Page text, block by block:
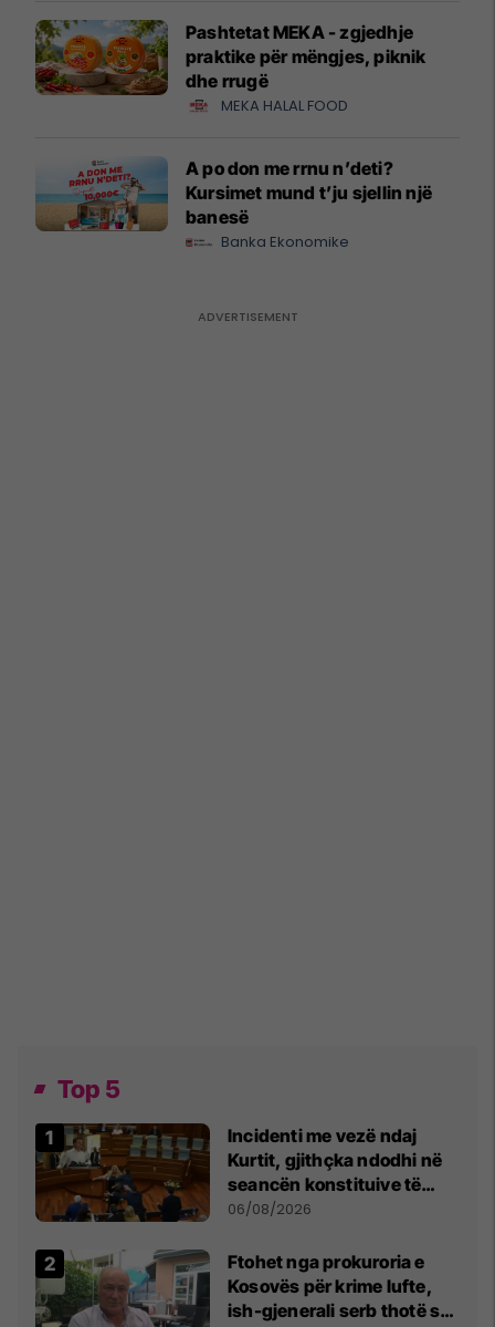
Pashtetat MEKA - zgjedhje
praktike për mëngjes, piknik
dhe rrugë
MEKA HALAL FOOD
A po don me rrnu n’deti?
Kursimet mund t’ju sjellin një
banesë
Banka Ekonomike
Top 5
Incidenti me vezë ndaj
Kurtit, gjithçka ndodhi në
seancën konstituive të
Kuvendit
06/08/2026
Ftohet nga prokuroria e
Kosovës për krime lufte,
ish-gjenerali serb thotë se